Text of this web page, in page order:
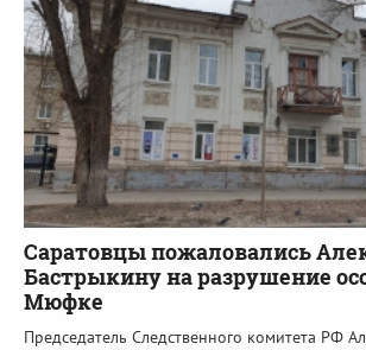
Саратовцы пожаловались
Бастрыкину на разрушение
Мюфке
Председатель Следственного комитета РФ